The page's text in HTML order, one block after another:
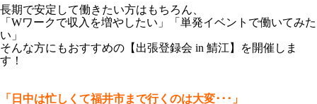
長期で安定して働きたい方はもちろん、
「Wワークで収入を増やしたい」「単発イベントで働いてみた
い」
そんな方にもおすすめの【出張登録会 in 鯖江】を開催しま
す！
「日中は忙しくて福井市まで行くのは大変･･･」